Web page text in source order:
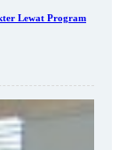
Lewat Program